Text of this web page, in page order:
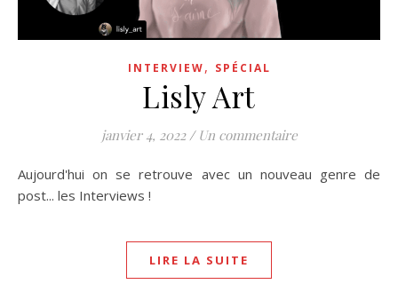
INTERVIEW, SPÉCIAL
Lisly Art
janvier 4, 2022 / Un commentaire
Aujourd'hui on se retrouve avec un nouveau genre de
post... les Interviews !
LIRE LA SUITE